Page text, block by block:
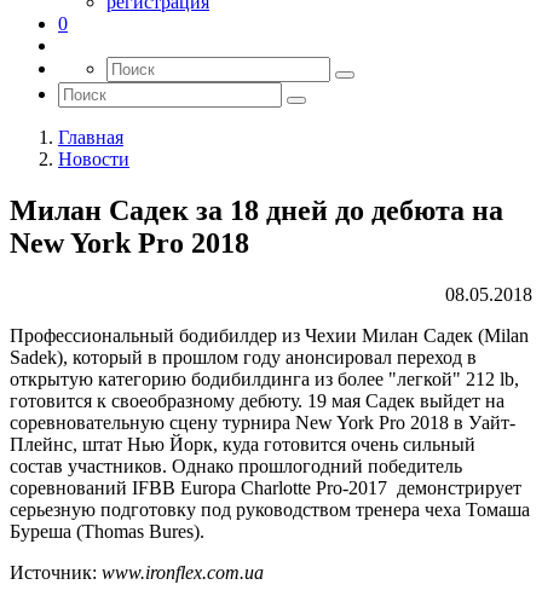
0
Главная
Новости
Милан Садек за 18 дней до дебюта на
New York Pro 2018
08.05.2018
Профессиональный бодибилдер из Чехии Милан Садек (Milan
Sadek), который в прошлом году анонсировал переход в
открытую категорию бодибилдинга из более "легкой" 212 lb,
готовится к своеобразному дебюту. 19 мая Садек выйдет на
соревновательную сцену турнира New York Pro 2018 в Уайт-
Плейнс, штат Нью Йорк, куда готовится очень сильный
состав участников. Однако прошлогодний победитель
соревнований IFBB Europa Charlotte Pro-2017 демонстрирует
серьезную подготовку под руководством тренера чеха Томаша
Буреша (Thomas Bures).
Источник: www.ironflex.com.ua